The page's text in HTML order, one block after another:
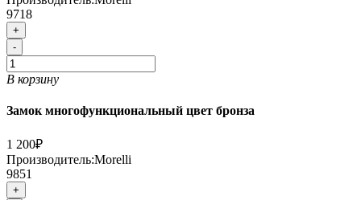
9718
+
-
В корзину
Замок многофункциональный цвет бронза
1 200₽
Производитель:Morelli
9851
+